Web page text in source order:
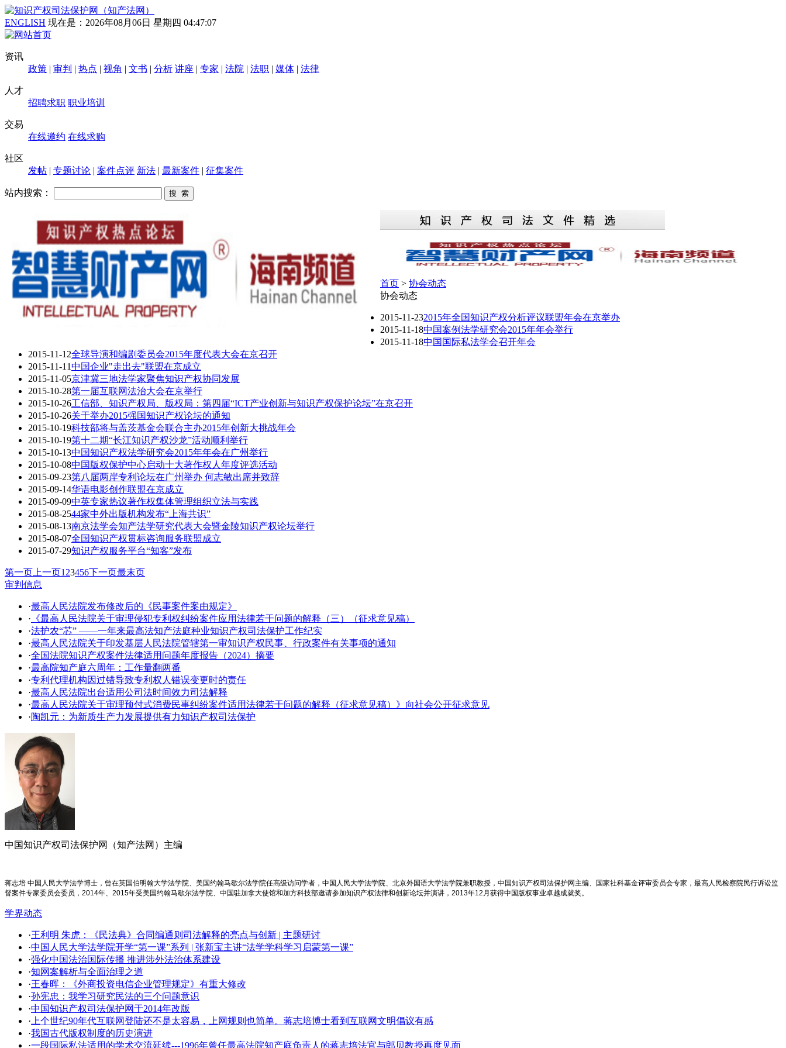
ENGLISH 现在是： 2026年08月06日 星期四 04:47:08
资讯
政策 | 审判 | 热点 | 视角 | 文书 | 分析 讲座 | 专家 | 法院 | 法职 | 媒体 | 法律
人才
招聘求职 职业培训
交易
在线邀约 在线求购
社区
发帖 | 专题讨论 | 案件点评 新法 | 最新案件 | 征集案件
站内搜索：
首页 > 协会动态
协会动态
2015-11-232015年全国知识产权分析评议联盟年会在京举办
2015-11-18中国案例法学研究会2015年年会举行
2015-11-18中国国际私法学会召开年会
2015-11-12全球导演和编剧委员会2015年度代表大会在京召开
2015-11-11中国企业"走出去"联盟在京成立
2015-11-05京津冀三地法学家聚焦知识产权协同发展
2015-10-28第一届互联网法治大会在京举行
2015-10-26工信部、知识产权局、版权局：第四届“ICT产业创新与知识产权保护论坛”在京召开
2015-10-26关于举办2015强国知识产权论坛的通知
2015-10-19科技部将与盖茨基金会联合主办2015年创新大挑战年会
2015-10-19第十二期“长江知识产权沙龙”活动顺利举行
2015-10-13中国知识产权法学研究会2015年年会在广州举行
2015-10-08中国版权保护中心启动十大著作权人年度评选活动
2015-09-23第八届两岸专利论坛在广州举办 何志敏出席并致辞
2015-09-14华语电影创作联盟在京成立
2015-09-09中英专家热议著作权集体管理组织立法与实践
2015-08-2544家中外出版机构发布“上海共识”
2015-08-13南京法学会知产法学研究代表大会暨金陵知识产权论坛举行
2015-08-07全国知识产权贯标咨询服务联盟成立
2015-07-29知识产权服务平台“知客”发布
第一页 上一页1 23456下一页最末页
审判信息
·最高人民法院发布修改后的《民事案件案由规定》
· 《最高人民法院关于审理侵犯专利权纠纷案件应用法律若干问题的解释（三）（征求意见稿）
·法护农“芯” ——一年来最高法知产法庭种业知识产权司法保护工作纪实
·​最高人民法院关于印发基层人民法院管辖第一审知识产权民事、行政案件有关事项的通知
·全国法院知识产权案件法律适用问题年度报告（2024）摘要
·最高院知产庭六周年：工作量翻两番
·专利代理机构因过错导致专利权人错误变更时的责任
·最高人民法院出台适用公司法时间效力司法解释
·最高人民法院关于审理预付式消费民事纠纷案件适用法律若干问题的解释（征求意见稿）》向社会公开征求意见
·陶凯元：为新质生产力发展提供有力知识产权司法保护
中国知识产权司法保护网（知产法网）主编
蒋志培 中国人民大学法学博士，曾在英国伯明翰大学法学院、美国约翰马歇尔法学院任高级访问学者，中国人民大学法学院、北京外国语大学法学院兼职教授，中国知识产权司法保护网主编、国家社科基金评审委员会专家，最高人民检察院民行诉讼监
督案件专家委员会委员，2014年、2015年受美国约翰马歇尔法学院、中国驻加拿大使馆和加方科技部邀请参加知识产权法律和创新论坛并演讲，2013年12月获得中国版权事业卓越成就奖。
学界动态
·王利明 朱虎：《民法典》合同编通则司法解释的亮点与创新 | 主题研讨
·中国人民大学法学院开学​“第一课”系列 | 张新宝主讲“法学学科学习启蒙第一课”
·强化中国法治国际传播 推进涉外法治体系建设
·知网案解析与全面治理之道
·王春晖：《外商投资电信企业管理规定》有重大修改
·孙宪忠：我学习研究民法的三个问题意识
·中国知识产权司法保护网于2014年改版
· 上个世纪90年代互联网登陆还不是太容易，上网规则也简单。蒋志培博士看到互联网文明倡议有感
·我国古代版权制度的历史演进
·一段国际私法适用的学术交流延续---1996年曾任最高法院知产庭负责人的蒋志培法官与郎贝教授再度见面